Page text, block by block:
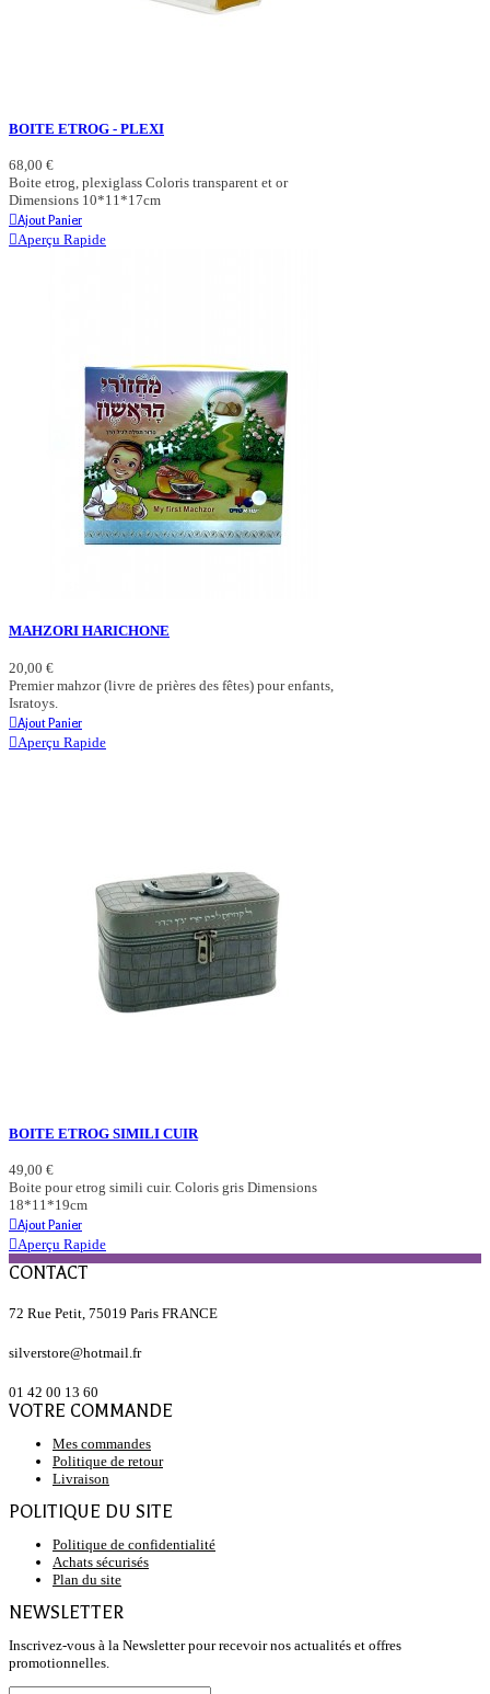
BOITE ETROG - PLEXI
68,00 €
Boite etrog, plexiglass Coloris transparent et or
Dimensions 10*11*17cm
Ajout Panier
Aperçu Rapide
MAHZORI HARICHONE
20,00 €
Premier mahzor (livre de prières des fêtes) pour enfants,
Isratoys.
Ajout Panier
Aperçu Rapide
BOITE ETROG SIMILI CUIR
49,00 €
Boite pour etrog simili cuir. Coloris gris Dimensions
18*11*19cm
Ajout Panier
Aperçu Rapide
CONTACT
72 Rue Petit, 75019 Paris FRANCE
silverstore@hotmail.fr
01 42 00 13 60
VOTRE COMMANDE
Mes commandes
Politique de retour
Livraison
POLITIQUE DU SITE
Politique de confidentialité
Achats sécurisés
Plan du site
NEWSLETTER
Inscrivez-vous à la Newsletter pour recevoir nos actualités et offres
promotionnelles.